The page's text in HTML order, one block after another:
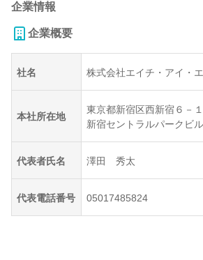
企業情報
企業概要
社名 株式会社エイチ・アイ・
本社所在地
東京都新宿区西新宿６－
新宿セントラルパークビ
代表者氏名 澤田 秀太
代表電話番号 05017485824